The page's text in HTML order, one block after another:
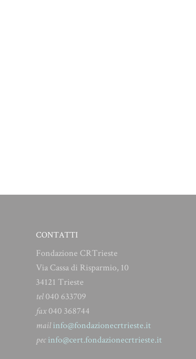
CONTATTI
Fondazione CRTrieste
Via Cassa di Risparmio, 10
34121 Trieste
tel040 633709
fax040 368744
mail info@fondazionecrtrieste.it
pec info@cert.fondazionecrtrieste.it